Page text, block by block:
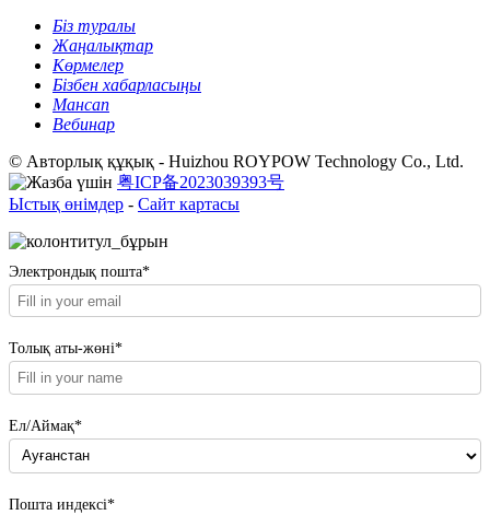
Біз туралы
Жаңалықтар
Көрмелер
Бізбен хабарласыңы
Мансап
Вебинар
© Авторлық құқық - Huizhou ROYPOW Technology Co., Ltd.
粤ICP备2023039393号
Ыстық өнімдер - Сайт картасы
Электрондық пошта*
Толық аты-жөні*
Ел/Аймақ*
Пошта индексі*